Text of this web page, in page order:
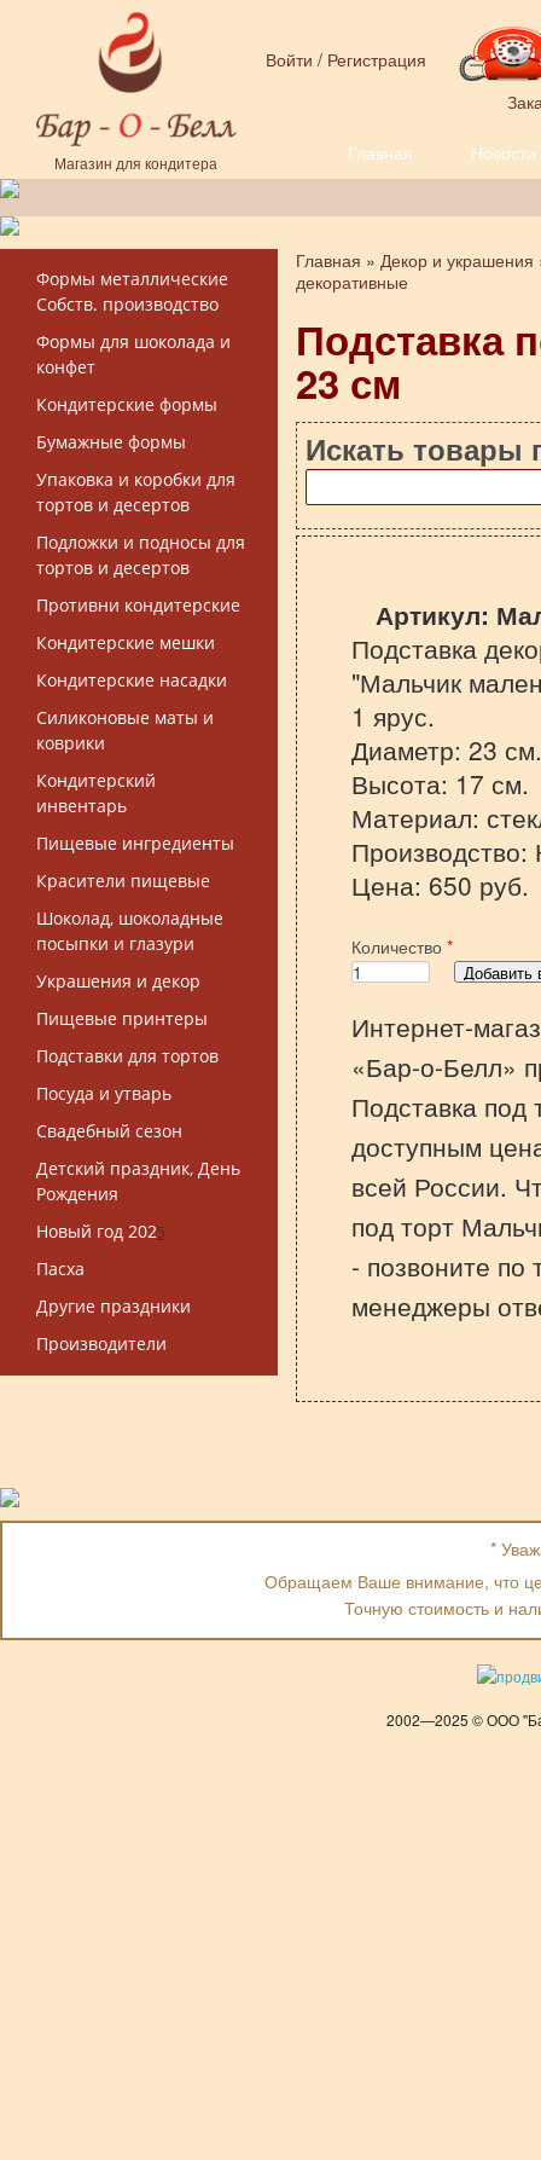
Перейти к основному содержанию
Магазин для кондитера
Войти / Регистрация
Главная Новости
Форма поиска
Формы металлические
Собств. производство
Формы для шоколада и
конфет
Кондитерские формы
Бумажные формы
Упаковка и коробки для
тортов и десертов
Подложки и подносы для
тортов и десертов
Противни кондитерские
Кондитерские мешки
Кондитерские насадки
Силиконовые маты и
коврики
Кондитерский
инвентарь
Пищевые ингредиенты
Красители пищевые
Шоколад, шоколадные
посыпки и глазури
Украшения и декор
Пищевые принтеры
Подставки для тортов
Посуда и утварь
Свадебный сезон
Детский праздник, День
Рождения
Новый год 2025
Пасха
Другие праздники
Производители
Вы здесь
Главная » Декор и украшения
декоративные
Подставка
23 см
Искать товары
Артикул:
Подставка
"Мальчик
1 ярус.
Диаметр: 23 см.
Высота: 17 см.
Материал:
Производство:
Цена: 650 руб.
Количество *
Интернет-
«Бар-о-Белл»
Подставка под
доступным
всей России.
под торт
- позвоните
менеджеры
*
Обращаем Ваше внимание, что
Точную стоимость и
2002—2025 © ООО